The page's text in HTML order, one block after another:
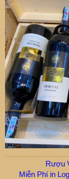
Rượu
Miễn Phí in